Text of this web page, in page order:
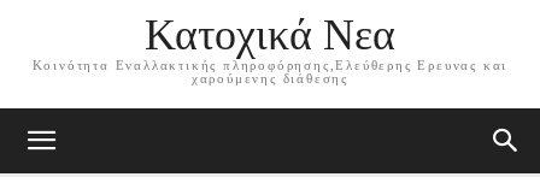
Κατοχικά Νεα
Κοινότητα Εναλλακτικής πληροφόρησης,Ελεύθερης Ερευνας και
χαρούμενης διάθεσης